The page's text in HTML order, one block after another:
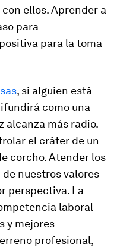
ellos. Aprender a
para
para la toma
, si alguien está
como una
alcanza más radio.
el cráter de un
corcho. Atender los
nuestros valores
perspectiva. La
laboral
y mejores
profesional,